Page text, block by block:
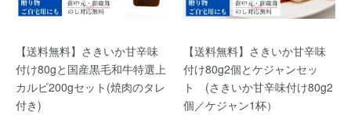
【送料無料】さきいか甘辛味
付け80gと国産黒毛和牛特選上
カルビ200gセット(焼肉のタレ
付き)
【送料無料】さきいか甘辛味
付け80g2個とケジャンセッ
ト (さきいか甘辛味付け80g2
個／ケジャン1杯）